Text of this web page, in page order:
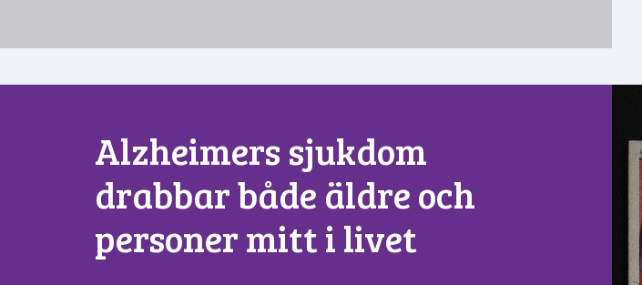
Alzheimers sjukdom
drabbar både äldre och
personer mitt i livet